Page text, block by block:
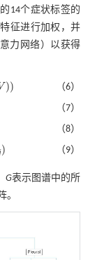
14个症状标签的
征进行加权，并
力网络）以获得
)) （6）
（7）
（8）
) （9）
G表示图谱中的所
。